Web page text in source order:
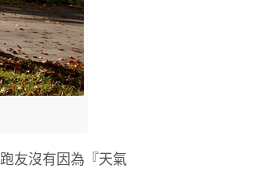
跑友沒有因為『天氣